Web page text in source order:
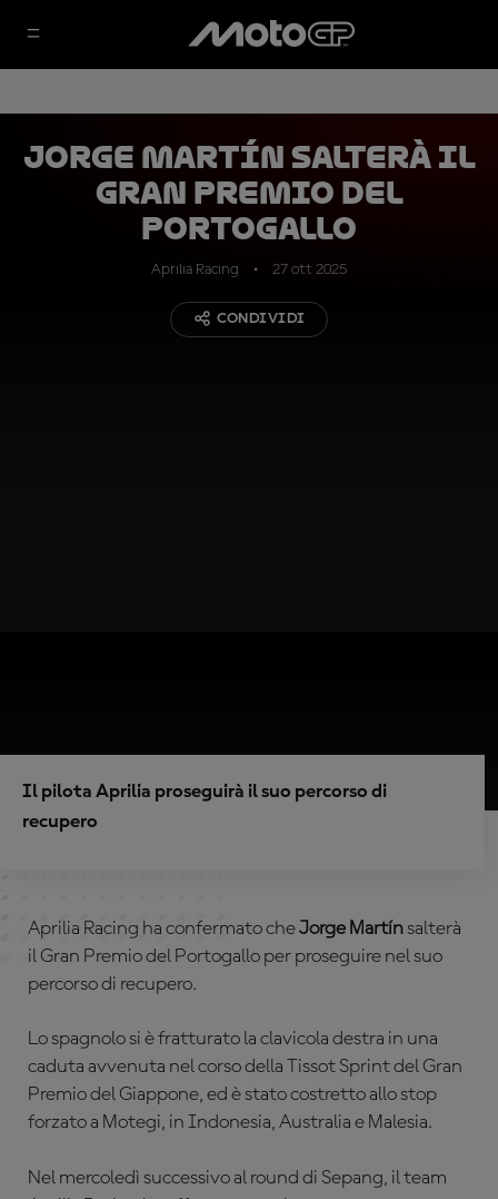
Jorge Martín salterà il
Gran Premio del
Portogallo
Aprilia Racing 27 ott 2025
CONDIVIDI
Il pilota Aprilia proseguirà il suo percorso di
recupero
Aprilia Racing ha confermato cheJorge Martínsalterà
il Gran Premio del Portogallo per proseguire nel suo
percorso di recupero.
Lo spagnolo si è fratturato la clavicola destra in una
caduta avvenuta nel corso della Tissot Sprint del Gran
Premio del Giappone, ed è stato costretto allo stop
forzato a Motegi, in Indonesia, Australia e Malesia.
Nel mercoledì successivo al round di Sepang, il team